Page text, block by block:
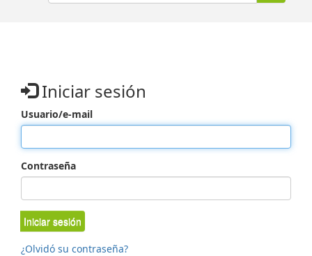
Iniciar sesión
Usuario/e-mail
Contraseña
Iniciar sesión
¿Olvidó su contraseña?